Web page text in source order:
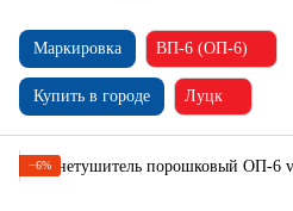
Маркировка ВП-6 (ОП-6)
Купить в городе Луцк
−6%